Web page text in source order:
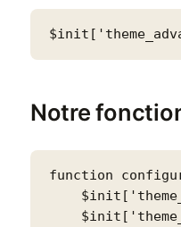
Notre
function